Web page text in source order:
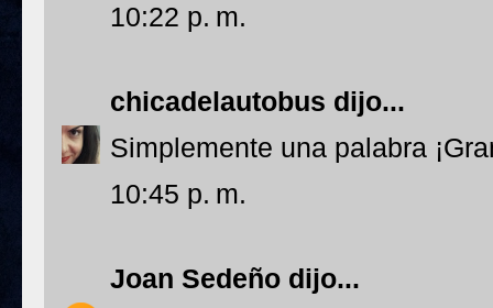
10:22 p. m.
chicadelautobus dijo...
Simplemente una palabra
10:45 p. m.
Joan Sedeño dijo...